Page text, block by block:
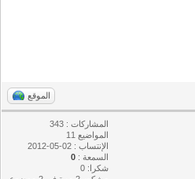
الموقع
المشاركات : 343
المواضيع 11
الإنتساب : 02-05-2012
السمعة :0
شكرا: 0